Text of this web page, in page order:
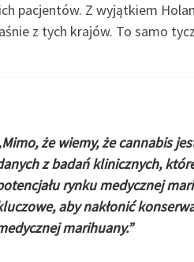
pacjentów. Z wyjątkiem
z tych krajów. To samo
że wiemy, że cannabis
z badań klinicznych,
rynku medycznej
aby nakłonić
marihuany.”